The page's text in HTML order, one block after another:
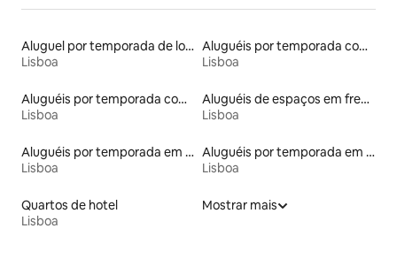
Aluguel por temporada de lofts
Lisboa
Aluguéis por temporada com acesso à praia
Lisboa
Aluguéis por temporada com banheiro para PCD
Lisboa
Aluguéis de espaços em frente à praia
Lisboa
Aluguéis por temporada em albergue
Lisboa
Aluguéis por temporada em hotéis-fazenda
Lisboa
Quartos de hotel
Lisboa
Mostrar mais